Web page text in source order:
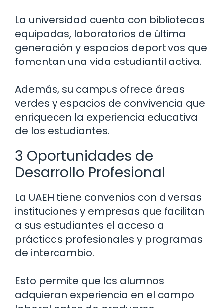
La universidad cuenta con bibliotecas
equipadas, laboratorios de última
generación y espacios deportivos que
fomentan una vida estudiantil activa.
Además, su campus ofrece áreas
verdes y espacios de convivencia que
enriquecen la experiencia educativa
de los estudiantes.
3 Oportunidades de
Desarrollo Profesional
La UAEH tiene convenios con diversas
instituciones y empresas que facilitan
a sus estudiantes el acceso a
prácticas profesionales y programas
de intercambio.
Esto permite que los alumnos
adquieran experiencia en el campo